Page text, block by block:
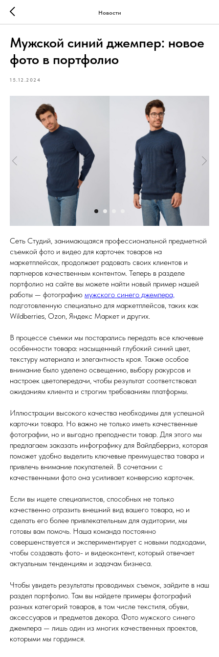
Новости
Мужской синий джемпер: новое
фото в портфолио
15.12.2024
Сеть Студий, занимающаяся профессиональной предметной
съемкой фото и видео для карточек товаров на
маркетплейсах, продолжает радовать своих клиентов и
партнеров качественным контентом. Теперь в разделе
портфолио на сайте вы можете найти новый пример нашей
работы — фотографию мужского синего джемпера,
подготовленную специально для маркетплейсов, таких как
Wildberries, Ozon, Яндекс Маркет и других.
В процессе съемки мы постарались передать все ключевые
особенности товара: насыщенный глубокий синий цвет,
текстуру материала и элегантность кроя. Также особое
внимание было уделено освещению, выбору ракурсов и
настроек цветопередачи, чтобы результат соответствовал
ожиданиям клиента и строгим требованиям платформы.
Иллюстрации высокого качества необходимы для успешной
карточки товара. Но важно не только иметь качественные
фотографии, но и выгодно преподнести товар. Для этого мы
предлагаем заказать инфографику для Вайлдберриз, которая
поможет удобно выделить ключевые преимущества товара и
привлечь внимание покупателей. В сочетании с
качественными фото она усиливает конверсию карточек.
Если вы ищете специалистов, способных не только
качественно отразить внешний вид вашего товара, но и
сделать его более привлекательным для аудитории, мы
готовы вам помочь. Наша команда постоянно
совершенствуется и экспериментирует с новыми подходами,
чтобы создавать фото- и видеоконтент, который отвечает
актуальным тенденциям и задачам бизнеса.
Чтобы увидеть результаты проводимых съемок, зайдите в наш
раздел портфолио. Там вы найдете примеры фотографий
разных категорий товаров, в том числе текстиля, обуви,
аксессуаров и предметов декора. Фото мужского синего
джемпера — лишь один из многих качественных проектов,
которыми мы гордимся.